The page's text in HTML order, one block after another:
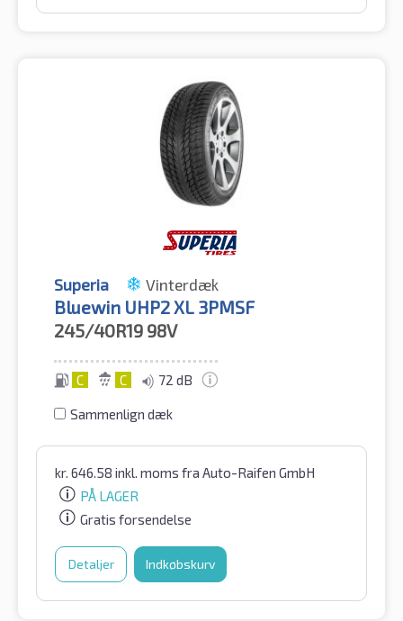
Superia Vinterdæk
Bluewin UHP2 XL 3PMSF
245/40R19 98V
C C 72 dB
Sammenlign dæk
kr. 646.58 inkl. moms fra Auto-Raifen GmbH
PÅ LAGER
Gratis forsendelse
Detaljer Indkøbskurv